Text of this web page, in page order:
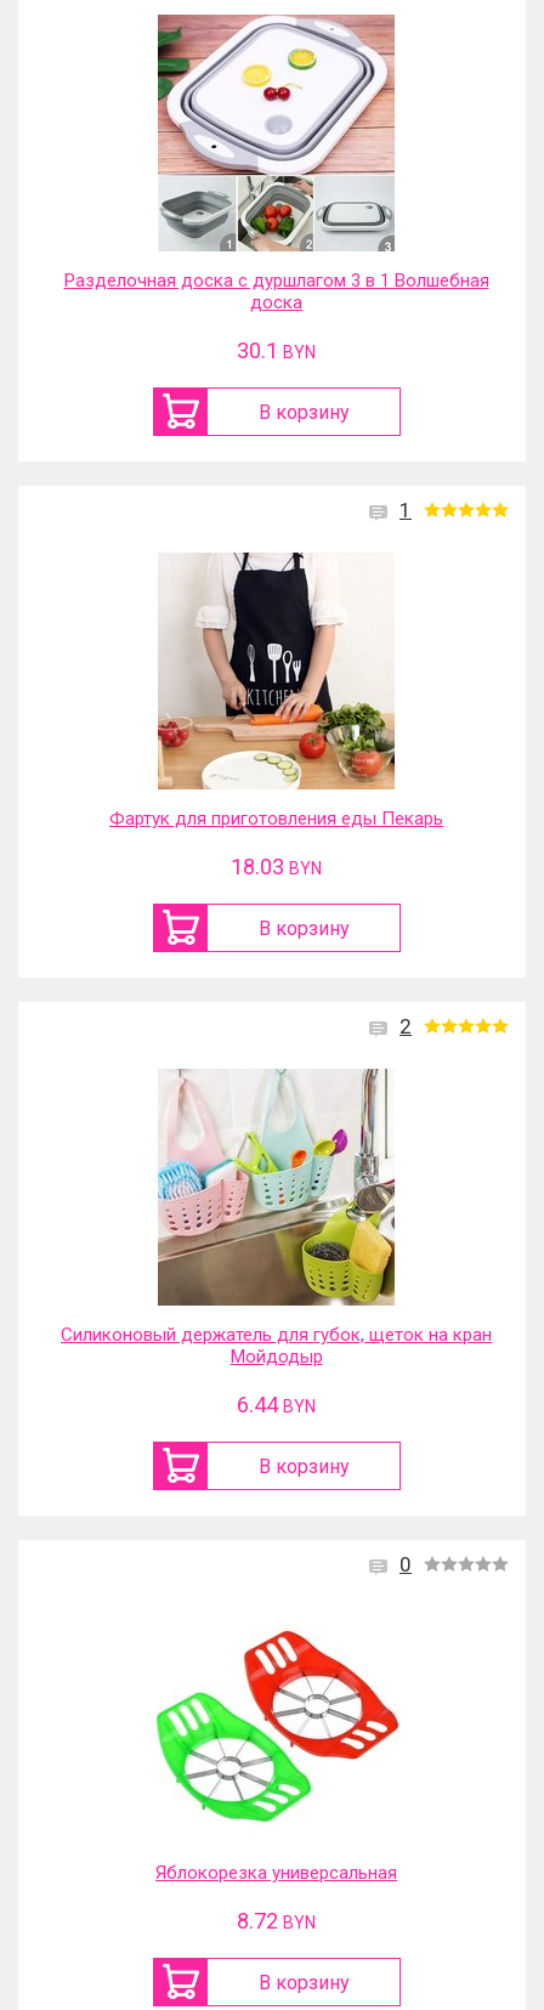
Разделочная доска с дуршлагом 3 в 1 Волшебная
доска
30.1 BYN
В корзину
1
Фартук для приготовления еды Пекарь
18.03 BYN
В корзину
2
Силиконовый держатель для губок, щеток на кран
Мойдодыр
6.44 BYN
В корзину
0
Яблокорезка универсальная
8.72 BYN
В корзину